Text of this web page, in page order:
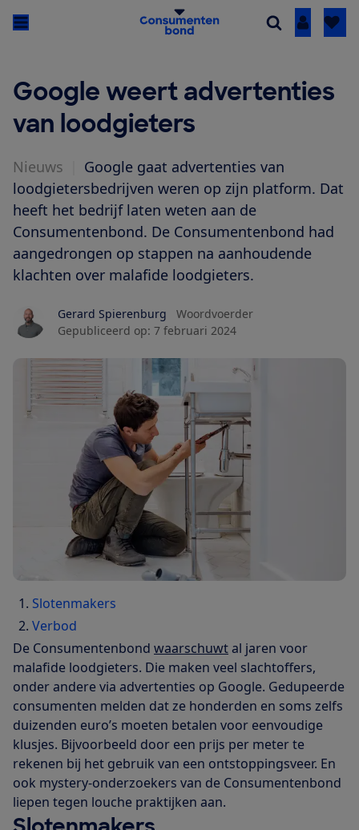
Inloggen
Google weert advertenties
van loodgieters
Nieuws
Google gaat advertenties van
loodgietersbedrijven weren op zijn platform. Dat
heeft het bedrijf laten weten aan de
Consumentenbond. De Consumentenbond had
aangedrongen op stappen na aanhoudende
klachten over malafide loodgieters.
Gerard Spierenburg
Woordvoerder
Gepubliceerd op: 7 februari 2024
Slotenmakers
Verbod
De Consumentenbond waarschuwtal jaren voor
malafide loodgieters. Die maken veel slachtoffers,
onder andere via advertenties op Google. Gedupeerde
consumenten melden dat ze honderden en soms zelfs
duizenden euro’s moeten betalen voor eenvoudige
klusjes. Bijvoorbeeld door een prijs per meter te
rekenen bij het gebruik van een ontstoppingsveer. En
ook mystery-onderzoekers van de Consumentenbond
liepen tegen louche praktijken aan.